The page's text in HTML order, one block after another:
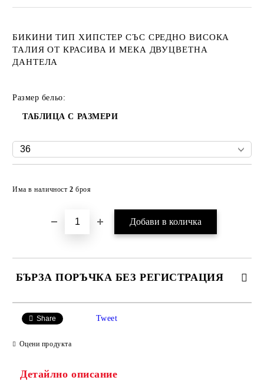
БИКИНИ ТИП ХИПСТЕР СЪС СРЕДНО ВИСОКА
ТАЛИЯ ОТ КРАСИВА И МЕКА ДВУЦВЕТНА
ДАНТЕЛА
Размер бельо:
ТАБЛИЦА С РАЗМЕРИ
Има в наличност 2 броя
БЪРЗА ПОРЪЧКА БЕЗ РЕГИСТРАЦИЯ
Share Tweet
Оцени продукта
Детайлно описание